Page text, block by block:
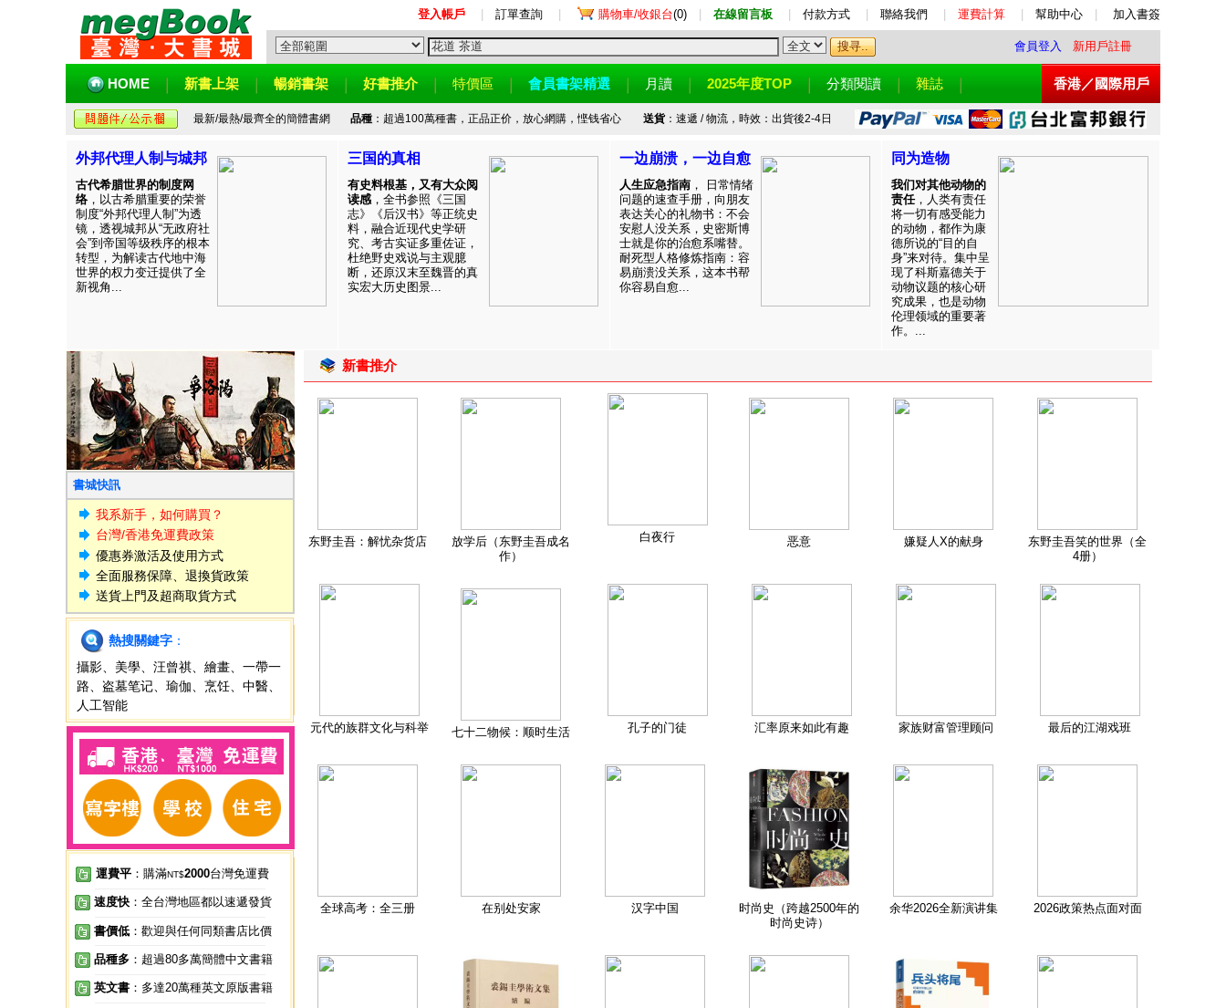
登入帳戶 訂單查詢 購物車/收銀台(0) 在線留言板 付款方式 聯絡我們 運費計算 幫助中心 加入書簽
會員登入 新用戶註冊
HOME 新書上架 暢銷書架 好書推介 特價區 會員書架精選 月讀 2025年度TOP 分類閱讀 雜誌 香港／國際用戶
最新/最熱/最齊全的簡體書網 品種：超過100萬種書，正品正价，放心網購，悭钱省心 送貨：速遞 / 物流，時效：出貨後2-4日
外邦代理人制与城邦
古代希腊世界的制度网
络 ，以古希腊重要的荣誉
制度“外邦代理人制”为透
镜，透视城邦从“无政府社
会”到帝国等级秩序的根本
转型，为解读古代地中海
世界的权力变迁提供了全
新视角...
三国的真相
有史料根基，又有大众阅
读感 ，全书参照《三国
志》《后汉书》等正统史
料，融合近现代史学研
究、考古实证多重佐证，
杜绝野史戏说与主观臆
断，还原汉末至魏晋的真
实宏大历史图景...
一边崩溃，一边自愈
人生应急指南 ， 日常情绪
问题的速查手册，向朋友
表达关心的礼物书：不会
安慰人没关系，史密斯博
士就是你的治愈系嘴替。
耐死型人格修炼指南：容
易崩溃没关系，这本书帮
你容易自愈...
同为造物
我们对其他动物的
责任，人类有责任
将一切有感受能力
的动物，都作为康
德所说的“目的自
身”来对待。集中呈
现了科斯嘉德关于
动物议题的核心研
究成果，也是动物
伦理领域的重要著
作。...
書城快訊
我系新手，如何購買？
台灣/香港免運費政策
優惠券激活及使用方式
全面服務保障、退換貨政策
送貨上門及超商取貨方式
熱搜關鍵字 ：
攝影
美學 汪曾祺 繪畫
一帶一
路
盗墓笔记 瑜伽 烹饪 中醫
人工智能
運費平 ：購滿NT$2000台灣免運費
速度快 ：全台灣地區都以速遞發貨
書價低 ：歡迎與任何同類書店比價
品種多 ：超過80多萬簡體中文書籍
英文書 ：多達20萬種英文原版書籍
新書推介
东野圭吾：解忧杂货店
放学后（东野圭吾成名
作）
白夜行 恶意 嫌疑人X的献身
东野圭吾笑的世界（全
4册）
元代的族群文化与科举 七十二物候：顺时生活 孔子的门徒 汇率原来如此有趣 家族财富管理顾问 最后的江湖戏班
全球高考：全三册 在别处安家 汉字中国
时尚史（跨越2500年的
时尚史诗）
余华2026全新演讲集 2026政策热点面对面